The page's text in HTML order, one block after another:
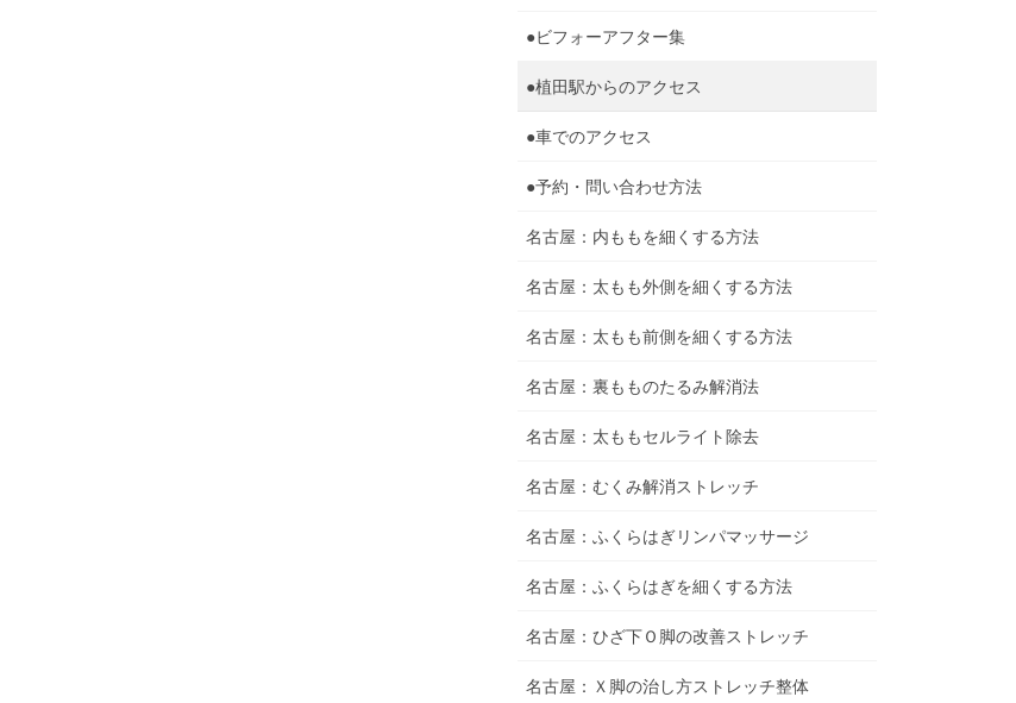
●ビフォーアフター集
●植田駅からのアクセス
●車でのアクセス
●予約・問い合わせ方法
名古屋：内ももを細くする方法
名古屋：太もも外側を細くする方法
名古屋：太もも前側を細くする方法
名古屋：裏もものたるみ解消法
名古屋：太ももセルライト除去
名古屋：むくみ解消ストレッチ
名古屋：ふくらはぎリンパマッサージ
名古屋：ふくらはぎを細くする方法
名古屋：ひざ下Ｏ脚の改善ストレッチ
名古屋：Ｘ脚の治し方ストレッチ整体